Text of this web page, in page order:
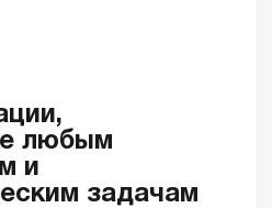
любым
и
задачам